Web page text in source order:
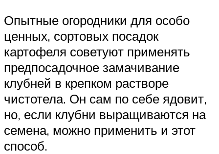
Опытные огородники для особо
ценных, сортовых посадок
картофеля советуют применять
предпосадочное замачивание
клубней в крепком растворе
чистотела. Он сам по себе ядовит,
но, если клубни выращиваются на
семена, можно применить и этот
способ.